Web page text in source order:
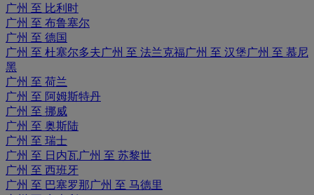
广州 至 比利时
广州 至 布鲁塞尔
广州 至 德国
广州 至 杜塞尔多夫广州 至 法兰克福广州 至 汉堡广州 至 慕尼
黑
广州 至 荷兰
广州 至 阿姆斯特丹
广州 至 挪威
广州 至 奥斯陆
广州 至 瑞士
广州 至 日内瓦广州 至 苏黎世
广州 至 西班牙
广州 至 巴塞罗那广州 至 马德里